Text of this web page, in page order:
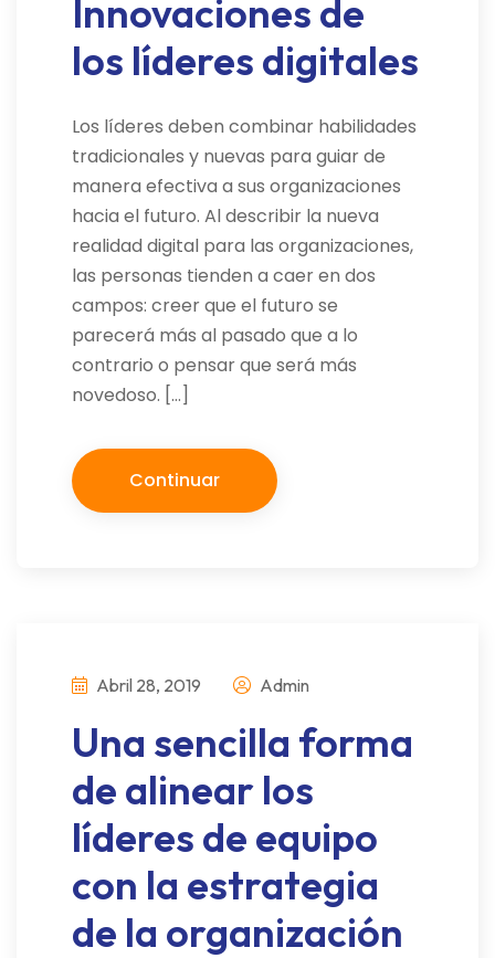
Innovaciones de
los líderes digitales
Los líderes deben combinar habilidades
tradicionales y nuevas para guiar de
manera efectiva a sus organizaciones
hacia el futuro. Al describir la nueva
realidad digital para las organizaciones,
las personas tienden a caer en dos
campos: creer que el futuro se
parecerá más al pasado que a lo
contrario o pensar que será más
novedoso. […]
Continuar
Abril 28, 2019 Admin
Una sencilla forma
de alinear los
líderes de equipo
con la estrategia
de la organización